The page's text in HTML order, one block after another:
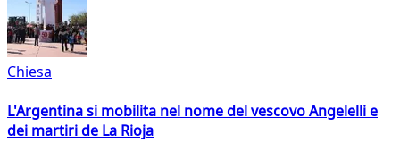
Chiesa
L'Argentina si mobilita nel nome del vescovo Angelelli e
dei martiri de La Rioja